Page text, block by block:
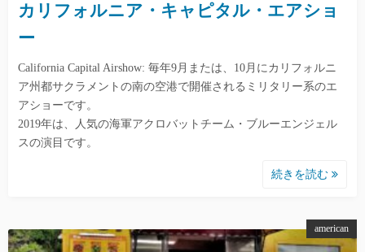
カリフォルニア・キャピタル・エアショ
ー
California Capital Airshow: 毎年9月または、10月にカリフォルニ
ア州都サクラメントの南の空港で開催されるミリタリー系のエ
アショーです。
2019年は、人気の海軍アクロバットチーム・ブルーエンジェル
スの演目です。
続きを読む
american